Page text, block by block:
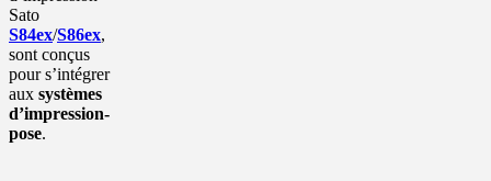
Sato
S84ex/S86ex,
sont conçus
pour s’intégrer
aux systèmes
d’impression-
pose.